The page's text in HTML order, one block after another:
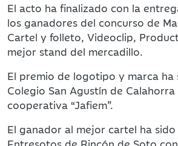
El acto ha finalizado con la
los ganadores del concurso de
Cartel y folleto, Videoclip,
mejor stand del mercadillo.
El premio de logotipo y marca ha
Colegio San Agustín de Calahorra
cooperativa “Jafiem”.
El ganador al mejor cartel ha